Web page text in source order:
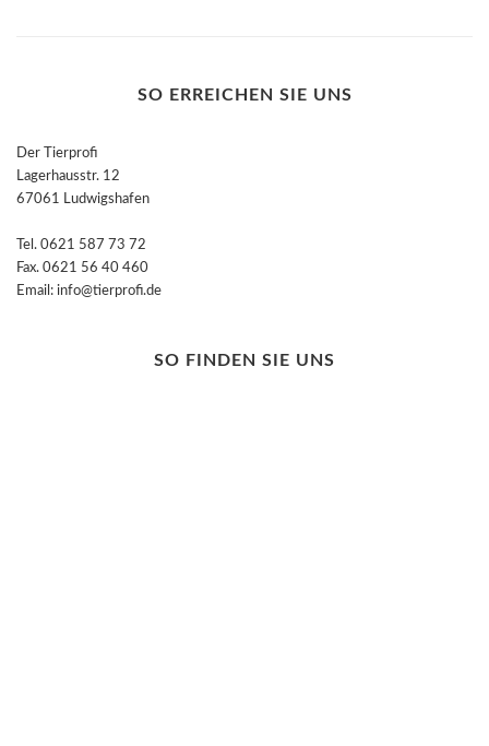
SO ERREICHEN SIE UNS
Der Tierprofi
Lagerhausstr. 12
67061 Ludwigshafen
Tel. 0621 587 73 72
Fax. 0621 56 40 460
Email: info@tierprofi.de
SO FINDEN SIE UNS